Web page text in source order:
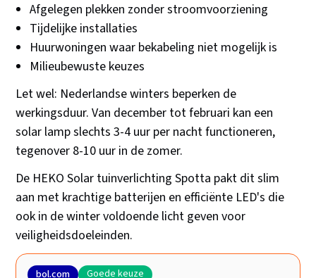
Afgelegen plekken zonder stroomvoorziening
Tijdelijke installaties
Huurwoningen waar bekabeling niet mogelijk is
Milieubewuste keuzes
Let wel: Nederlandse winters beperken de
werkingsduur. Van december tot februari kan een
solar lamp slechts 3-4 uur per nacht functioneren,
tegenover 8-10 uur in de zomer.
De HEKO Solar tuinverlichting Spotta pakt dit slim
aan met krachtige batterijen en efficiënte LED's die
ook in de winter voldoende licht geven voor
veiligheidsdoeleinden.
bol.com Goede keuze